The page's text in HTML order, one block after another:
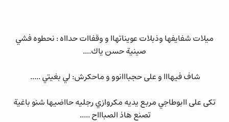
ميلات شفايفها وذبلات عويناتهاا و وقفاات حدااه : نحطوه فشي
صينية حسن ياك....
شاف فيهااا و على حجبااانوو و ماحكرش: لي بغيتي .....
تكى على اابوطاجي مربع يديه مكروازي رجليه حااضيها شنو باغية
تصنع هاذ الصباااح .....